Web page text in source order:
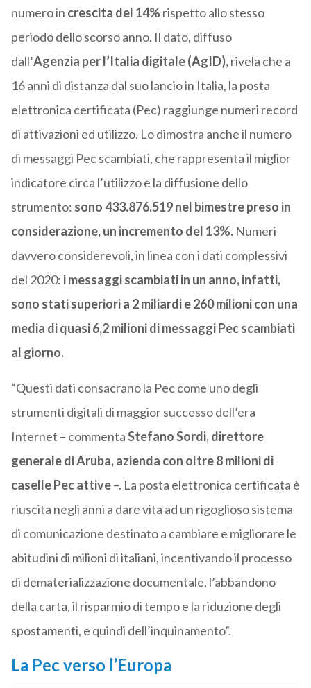
numero in crescita del 14%rispetto allo stesso
periodo dello scorso anno. Il dato, diffuso
dall’Agenzia per l’Italia digitale (AgID),rivela che a
16 anni di distanza dal suo lancio in Italia, la posta
elettronica certificata (Pec) raggiunge numeri record
di attivazioni ed utilizzo. Lo dimostra anche il numero
di messaggi Pec scambiati, che rappresenta il miglior
indicatore circa l’utilizzo e la diffusione dello
strumento: sono 433.876.519 nel bimestre preso in
considerazione, un incremento del 13%.Numeri
davvero considerevoli, in linea con i dati complessivi
del 2020: i messaggi scambiati in un anno, infatti,
sono stati superiori a 2 miliardi e 260 milioni con una
media di quasi 6,2 milioni di messaggi Pec scambiati
al giorno.
“Questi dati consacrano la Pec come uno degli
strumenti digitali di maggior successo dell’era
Internet – commentaStefano Sordi, direttore
generale di Aruba, azienda con oltre 8 milioni di
caselle Pec attive–. La posta elettronica certificata è
riuscita negli anni a dare vita ad un rigoglioso sistema
di comunicazione destinato a cambiare e migliorare le
abitudini di milioni di italiani, incentivando il processo
di dematerializzazione documentale, l’abbandono
della carta, il risparmio di tempo e la riduzione degli
spostamenti, e quindi dell’inquinamento”.
La Pec verso l’Europa